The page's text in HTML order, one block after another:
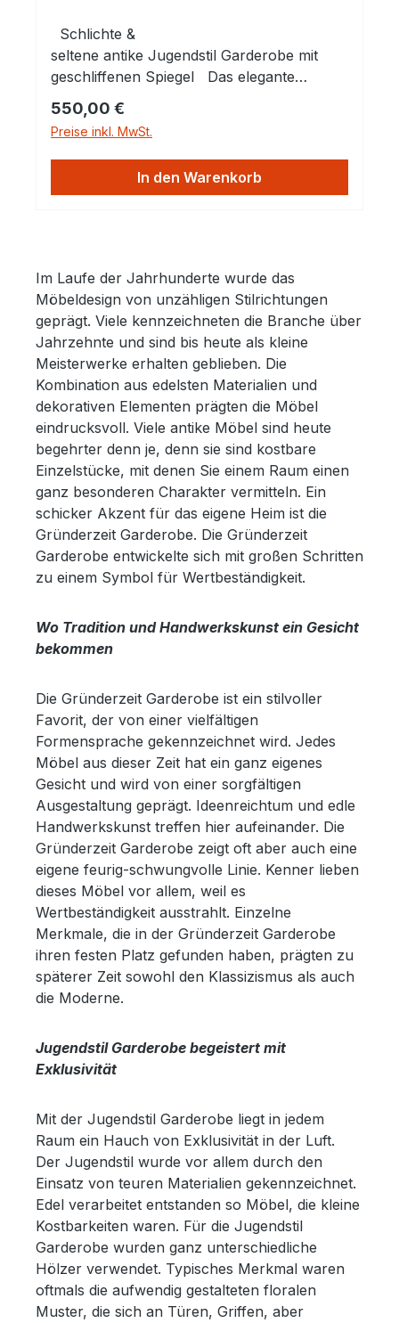
Schlichte &
seltene antike Jugendstil Garderobe mit
geschliffenen Spiegel Das elegante
Möbelstück bietet Platz für Kleidungsstücke
und Accessoires. Sie hat 4 Doppelhaken
und 2 Schränkchen mit Schublade. Das
Massivholz aus Eiche sorgt für eine hohe
Langlebigkeit des Möbelstücks und bringt
erfolgreich in einem Heißluftverfahren
ohne Chemikalien behandelt wurde und
nicht mehr vorhanden ist. Das schöne
Stück stammt aus Europa um 1920 und ist
eine seltene und hochwertige Antiquität.
Maße: Höhe 180 cm, Breite 135 cm, Tiefe
40 cm
Regulärer Preis:
550,00 €
Preise inkl. MwSt.
In den Warenkorb
Im Laufe der Jahrhunderte wurde das
Möbeldesign von unzähligen Stilrichtungen
geprägt. Viele kennzeichneten die Branche über
Jahrzehnte und sind bis heute als kleine
Meisterwerke erhalten geblieben. Die
Kombination aus edelsten Materialien und
dekorativen Elementen prägten die Möbel
eindrucksvoll. Viele antike Möbel sind heute
begehrter denn je, denn sie sind kostbare
Einzelstücke, mit denen Sie einem Raum einen
ganz besonderen Charakter vermitteln. Ein
schicker Akzent für das eigene Heim ist die
Gründerzeit Garderobe. Die Gründerzeit
Garderobe entwickelte sich mit großen Schritten
zu einem Symbol für Wertbeständigkeit.
Wo Tradition und Handwerkskunst ein Gesicht
bekommen
Die Gründerzeit Garderobe ist ein stilvoller
Favorit, der von einer vielfältigen
Formensprache gekennzeichnet wird. Jedes
Möbel aus dieser Zeit hat ein ganz eigenes
Gesicht und wird von einer sorgfältigen
Ausgestaltung geprägt. Ideenreichtum und edle
Handwerkskunst treffen hier aufeinander. Die
Gründerzeit Garderobe zeigt oft aber auch eine
eigene feurig-schwungvolle Linie. Kenner lieben
dieses Möbel vor allem, weil es
Wertbeständigkeit ausstrahlt. Einzelne
Merkmale, die in der Gründerzeit Garderobe
ihren festen Platz gefunden haben, prägten zu
späterer Zeit sowohl den Klassizismus als auch
die Moderne.
Jugendstil Garderobe begeistert mit
Exklusivität
Mit der Jugendstil Garderobe liegt in jedem
Raum ein Hauch von Exklusivität in der Luft.
Der Jugendstil wurde vor allem durch den
Einsatz von teuren Materialien gekennzeichnet.
Edel verarbeitet entstanden so Möbel, die kleine
Kostbarkeiten waren. Für die Jugendstil
Garderobe wurden ganz unterschiedliche
Hölzer verwendet. Typisches Merkmal waren
oftmals die aufwendig gestalteten floralen
Muster, die sich an Türen, Griffen, aber